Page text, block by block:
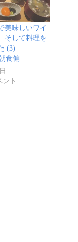
美味しいワイ
そして料理を
(3)
食偏
ント